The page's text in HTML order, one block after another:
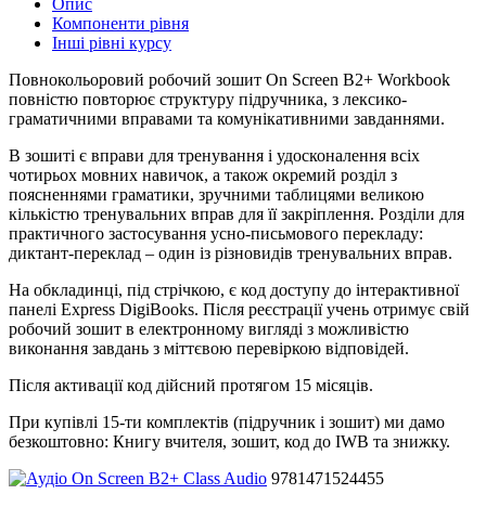
Компоненти рівня
Інші рівні курсу
Повнокольоровий робочий зошит On Screen В2+ Workbook
повністю повторює структуру підручника, з лексико-
граматичними вправами та комунікативними завданнями.
В зошиті є вправи для тренування і удосконалення всіх
чотирьох мовних навичок, а також окремий розділ з
поясненнями граматики, зручними таблицями великою
кількістю тренувальних вправ для її закріплення. Розділи для
практичного застосування усно-письмового перекладу:
диктант-переклад – один із різновидів тренувальних вправ.
На обкладинці, під стрічкою, є код доступу до інтерактивної
панелі Express DigiBooks. Після реєстрації учень отримує свій
робочий зошит в електронному вигляді з можливістю
виконання завдань з міттєвою перевіркою відповідей.
Після активації код дійсний протягом 15 місяців.
При купівлі 15-ти комплектів (підручник і зошит) ми дамо
безкоштовно: Книгу вчителя, зошит, код до IWВ та знижку.
9781471524455